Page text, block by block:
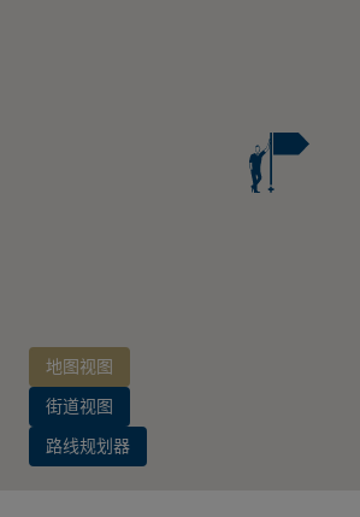
地图视图
街道视图
路线规划器